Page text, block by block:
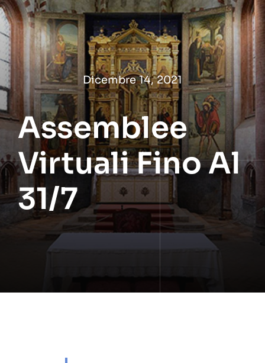
Salta
al
contenuto
Dicembre 14, 2021
Assemblee
Virtuali Fino Al
31/7